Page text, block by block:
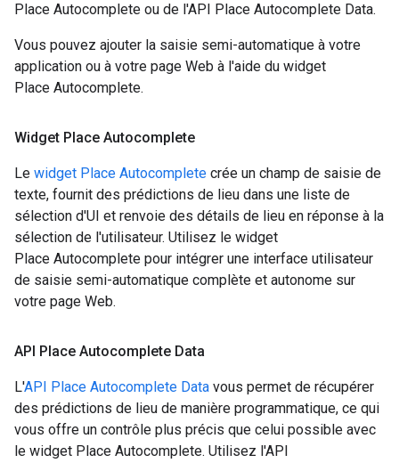
Place Autocomplete ou de l'API Place Autocomplete Data.
Vous pouvez ajouter la saisie semi-automatique à votre
application ou à votre page Web à l'aide du widget
Place Autocomplete.
Widget Place Autocomplete
Le widget Place Autocomplete crée un champ de saisie de
texte, fournit des prédictions de lieu dans une liste de
sélection d'UI et renvoie des détails de lieu en réponse à la
sélection de l'utilisateur. Utilisez le widget
Place Autocomplete pour intégrer une interface utilisateur
de saisie semi-automatique complète et autonome sur
votre page Web.
API Place Autocomplete Data
L'API Place Autocomplete Data vous permet de récupérer
des prédictions de lieu de manière programmatique, ce qui
vous offre un contrôle plus précis que celui possible avec
le widget Place Autocomplete. Utilisez l'API